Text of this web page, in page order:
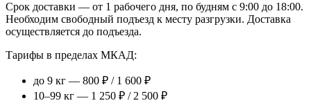
Срок доставки — от 1 рабочего дня, по будням с 9:00 до 18:00.
Необходим свободный подъезд к месту разгрузки. Доставка
осуществляется до подъезда.
Тарифы в пределах МКАД:
до 9 кг — 800 ₽ / 1 600 ₽
10–99 кг — 1 250 ₽ / 2 500 ₽